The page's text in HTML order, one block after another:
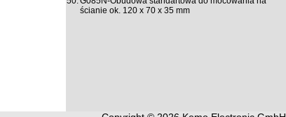
ścianie ok. 120 x 70 x 35 mm